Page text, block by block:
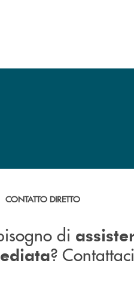
di assistenza immediata
CONTATTO DIRETTO
di
?